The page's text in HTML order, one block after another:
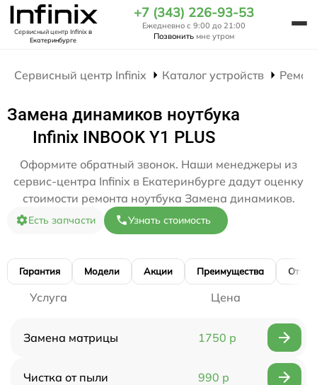
Сервисный центр Infinixв
Екатеринбурге
+7 (343) 226-93-53
Ежедневно с 9:00 до 21:00
Позвонить мне утром
Сервисный центр Infinix Каталог устройств
Замена динамиков ноутбука
Infinix INBOOK Y1 PLUS
Оформите обратный звонок. Наши менеджеры из
сервис-центра Infinix в Екатеринбурге дадут оценку
стоимости ремонта ноутбука Замена динамиков.
Есть запчасти Узнать стоимость
Гарантия Модели Акции Преимущества
Услуга Цена
Замена матрицы 1750 р
Чистка от пыли 990 р